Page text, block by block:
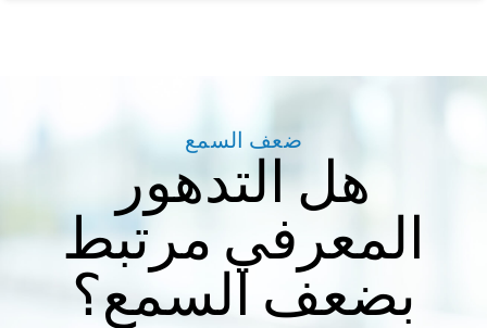
ضعف السمع
هل التدهور
المعرفي مرتبط
بضعف السمع؟